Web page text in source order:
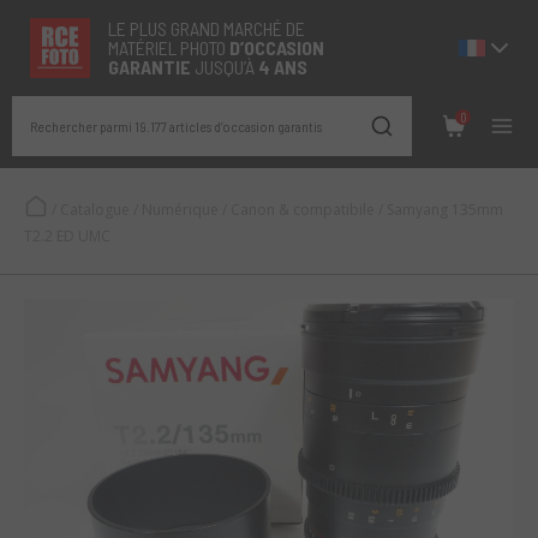
LE PLUS GRAND MARCHÉ DE
MATÉRIEL PHOTO D’OCCASION
GARANTIE JUSQU’À 4 ANS
Rechercher parmi 19.177 articles d’occasion garantis
0